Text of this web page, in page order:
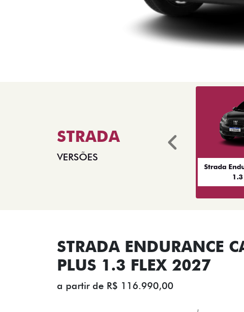
STRADA
VERSÕES
Strada
Anterior
STRADA ENDURANCE
PLUS 1.3 FLEX 2027
a partir de R$ 116.990,00